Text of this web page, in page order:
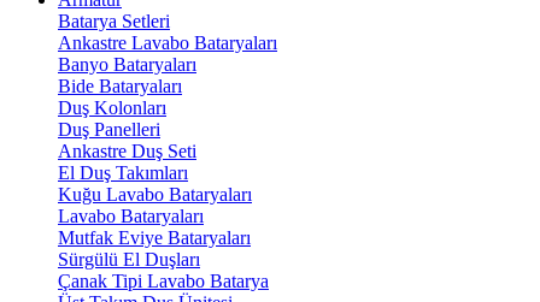
Batarya Setleri
Ankastre Lavabo Bataryaları
Banyo Bataryaları
Bide Bataryaları
Duş Kolonları
Duş Panelleri
Ankastre Duş Seti
El Duş Takımları
Kuğu Lavabo Bataryaları
Lavabo Bataryaları
Mutfak Eviye Bataryaları
Sürgülü El Duşları
Çanak Tipi Lavabo Batarya